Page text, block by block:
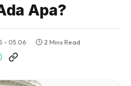
Apa?
- 05.06
2 Mins Read